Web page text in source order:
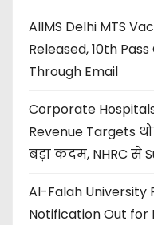
AIIMS Delhi MTS
Released, 10th
Through Email
Corporate
Revenue Targets
बड़ा कदम, NHRC से
Al-Falah University
Notification Out for